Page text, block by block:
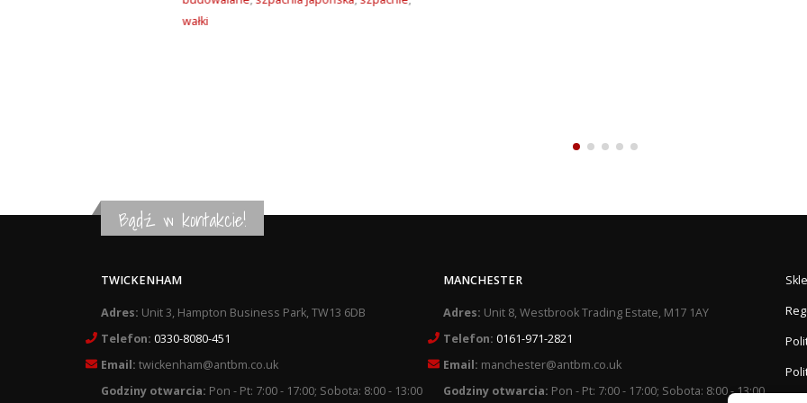
Bądź w kontakcie!
TWICKENHAM
Adres: Unit 3, Hampton Business Park, TW13 6DB
Telefon: 0330-8080-451
Email: twickenham@antbm.co.uk
Godziny otwarcia: Pon - Pt: 7:00 - 17:00; Sobota: 8:00 - 13:00
MANCHESTER
Adres: Unit 8, Westbrook Trading Estate, M17 1AY
Telefon: 0161-971-2821
Email: manchester@antbm.co.uk
Godziny otwarcia: Pon - Pt: 7:00 - 17:00; Sobota: 8:00 - 13:00